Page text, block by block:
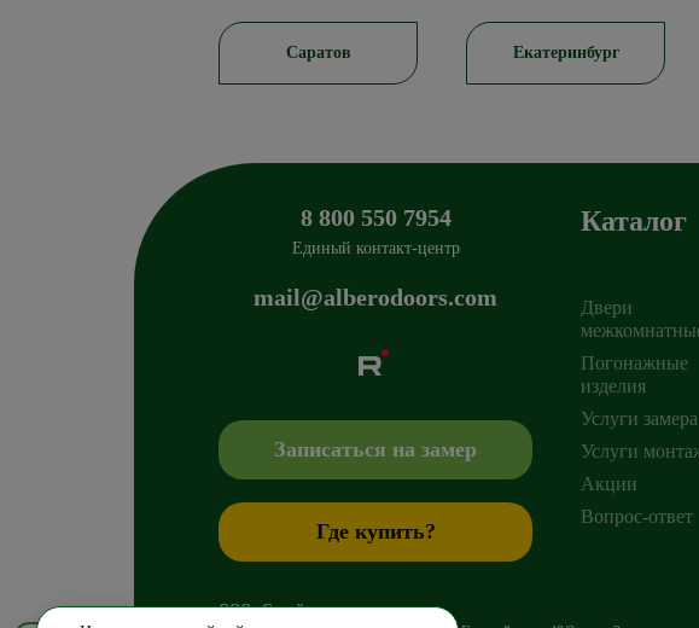
Саратов Екатеринбург
8 800 550 7954
Единый контакт-центр
mail@alberodoors.com
+7 800 765 43 42,mail@alberodoors.com
Записаться на замер
Где купить?
Каталог
Двери
Погонажные
изделия
Услуги замера
Услуги
Акции
Вопрос-ответ
ООО «Стройгранд»